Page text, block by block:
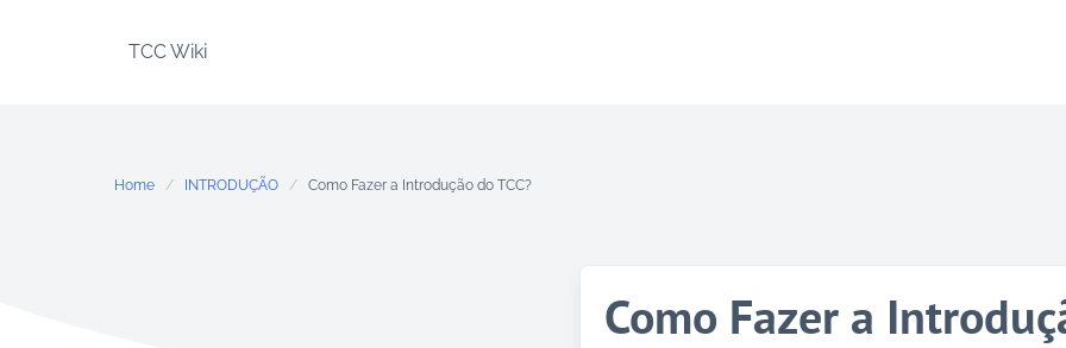
TCC Wiki
Home INTRODUÇÃO Como Fazer a Introdução do TCC?
Como Fazer a